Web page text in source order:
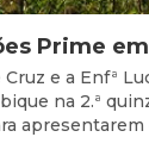
Prime
Cruz e a Enfª
na 2.ª